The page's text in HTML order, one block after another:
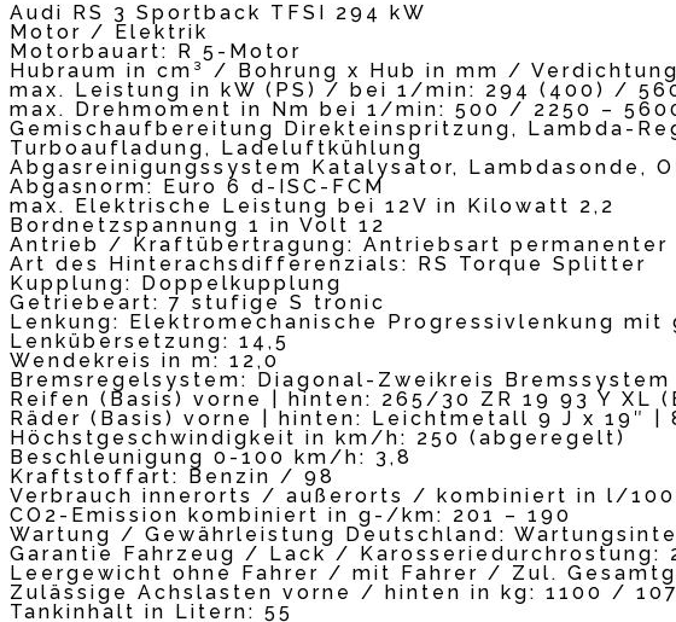
Audi RS 3 Sportback TFSI 294 kW
Motor / Elektrik
Motorbauart: R 5-Motor
Hubraum in cm³ / Bohrung x Hub in mm /
max. Leistung in kW (PS) / bei 1/min: 294 (400) /
max. Drehmoment in Nm bei 1/min: 500 / 2250 –
Gemischaufbereitung Direkteinspritzung, Lambda-
Turboaufladung, Ladeluftkühlung
Abgasreinigungssystem Katalysator, Lambdasonde,
Abgasnorm: Euro 6 d-ISC-FCM
max. Elektrische Leistung bei 12V in Kilowatt 2,2
Bordnetzspannung 1 in Volt 12
Antrieb / Kraftübertragung: Antriebsart
Art des Hinterachsdifferenzials: RS Torque Splitter
Kupplung: Doppelkupplung
Getriebeart: 7 stufige S tronic
Lenkung: Elektromechanische Progressivlenkung
Lenkübersetzung: 14,5
Wendekreis in m: 12,0
Bremsregelsystem: Diagonal-Zweikreis
Reifen (Basis) vorne | hinten: 265/30 ZR 19 93 Y XL
Räder (Basis) vorne | hinten: Leichtmetall 9 J x 19″ |
Höchstgeschwindigkeit in km/h: 250 (abgeregelt)
Beschleunigung 0-100 km/h: 3,8
Kraftstoffart: Benzin / 98
Verbrauch innerorts / außerorts / kombiniert in l/100
CO2-Emission kombiniert in g-/km: 201 – 190
Wartung / Gewährleistung Deutschland:
Garantie Fahrzeug / Lack / Karosseriedurchrostung:
Leergewicht ohne Fahrer / mit Fahrer / Zul.
Zulässige Achslasten vorne / hinten in kg: 1100 /
Tankinhalt in Litern: 55